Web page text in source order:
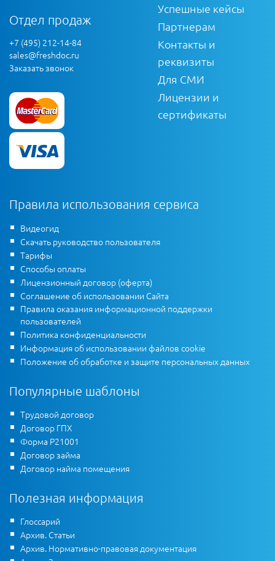
Отдел продаж
+7 (495) 212-14-84
sales@freshdoc.ru
Заказать звонок
Успешные кейсы
Партнерам
Контакты и
реквизиты
Для СМИ
Лицензии и
сертификаты
Правила использования сервиса
Видеогид
Скачать руководство пользователя
Тарифы
Способы оплаты
Лицензионный договор (оферта)
Соглашение об использовании Сайта
Правила оказания информационной поддержки
пользователей
Политика конфиденциальности
Информация об использовании файлов cookie
Положение об обработке и защите персональных данных
Популярные шаблоны
Трудовой договор
Договор ГПХ
Форма Р21001
Договор займа
Договор найма помещения
Полезная информация
Глоссарий
Архив. Статьи
Архив. Нормативно-правовая документация